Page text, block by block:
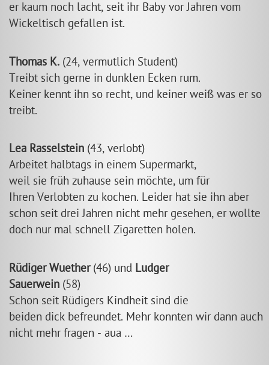
er kaum noch lacht, seit ihr Baby vor Jahren vom
Wickeltisch gefallen ist.
Thomas K. (24, vermutlich Student)
Treibt sich gerne in dunklen Ecken rum.
Keiner kennt ihn so recht, und keiner weiß was er so
treibt.
Lea Rasselstein (43, verlobt)
Arbeitet halbtags in einem Supermarkt,
weil sie früh zuhause sein möchte, um für
Ihren Verlobten zu kochen. Leider hat sie ihn aber
schon seit drei Jahren nicht mehr gesehen, er wollte
doch nur mal schnell Zigaretten holen.
Rüdiger Wuether(46) und Ludger
Sauerwein (58)
Schon seit Rüdigers Kindheit sind die
beiden dick befreundet. Mehr konnten wir dann auch
nicht mehr fragen - aua …